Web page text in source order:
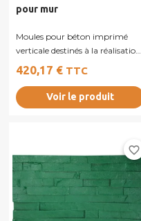
pour mur
Moules pour béton imprimé
verticale destinés à la réalisation
de murs, murets ou façades en...
420,17 € TTC
Voir le produit
favorite_border